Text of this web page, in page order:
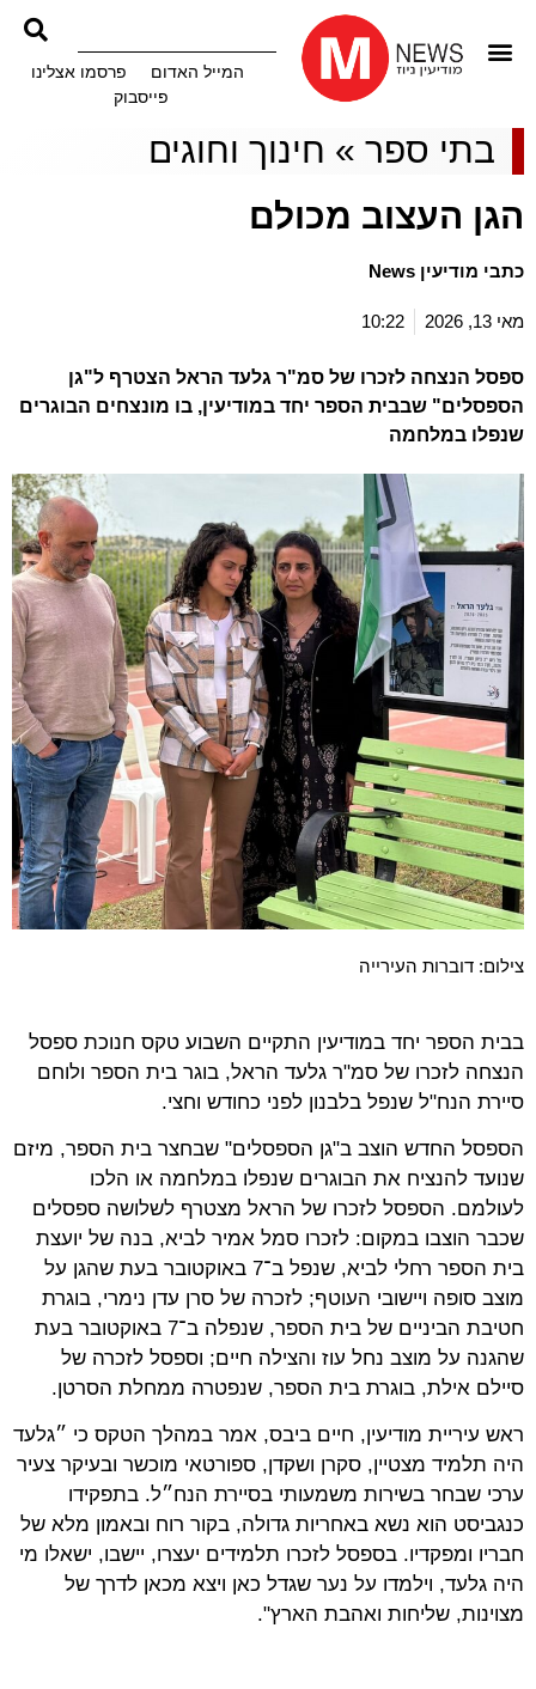
המייל האדום
פרסמו אצלינו
פייסבוק
בתי ספר» חינוך וחוגים
הגן העצוב מכולם
כתבי מודיעין News
מאי 13, 2026 10:22
ספסל הנצחה לזכרו של סמ"ר גלעד הראל הצטרף ל"גן
הספסלים" שבבית הספר יחד במודיעין, בו מונצחים הבוגרים
שנפלו במלחמה
צילום: דוברות העירייה
בבית הספר יחד במודיעין התקיים השבוע טקס חנוכת ספסל
הנצחה לזכרו של סמ"ר גלעד הראל, בוגר בית הספר ולוחם
סיירת הנח"ל שנפל בלבנון לפני כחודש וחצי.
הספסל החדש הוצב ב"גן הספסלים" שבחצר בית הספר, מיזם
שנועד להנציח את הבוגרים שנפלו במלחמה או הלכו
לעולמם. הספסל לזכרו של הראל מצטרף לשלושה ספסלים
שכבר הוצבו במקום: לזכרו סמל אמיר לביא, בנה של יועצת
בית הספר רחלי לביא, שנפל ב־7 באוקטובר בעת שהגן על
מוצב סופה ויישובי העוטף; לזכרה של סרן עדן נימרי, בוגרת
חטיבת הביניים של בית הספר, שנפלה ב־7 באוקטובר בעת
שהגנה על מוצב נחל עוז והצילה חיים; וספסל לזכרה של
סיילם אילת, בוגרת בית הספר, שנפטרה ממחלת הסרטן.
ראש עיריית מודיעין, חיים ביבס, אמר במהלך הטקס כי ״גלעד
היה תלמיד מצטיין, סקרן ושקדן, ספורטאי מוכשר ובעיקר צעיר
ערכי שבחר בשירות משמעותי בסיירת הנח״ל. בתפקידו
כנגביסט הוא נשא באחריות גדולה, בקור רוח ובאמון מלא של
חבריו ומפקדיו. בספסל לזכרו תלמידים יעצרו, יישבו, ישאלו מי
היה גלעד, וילמדו על נער שגדל כאן ויצא מכאן לדרך של
מצוינות, שליחות ואהבת הארץ".